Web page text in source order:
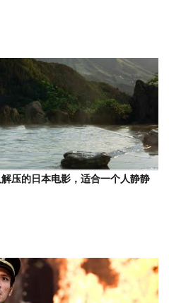
压的日本电影，适合一个人静静